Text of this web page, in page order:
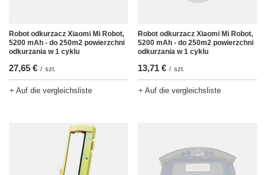
Robot odkurzacz Xiaomi Mi Robot,
5200 mAh - do 250m2 powierzchni
odkurzania w 1 cyklu
27,65 € / szt.
+ Auf die vergleichsliste
Robot odkurzacz Xiaomi Mi Robot,
5200 mAh - do 250m2 powierzchni
odkurzania w 1 cyklu
13,71 € / szt.
+ Auf die vergleichsliste